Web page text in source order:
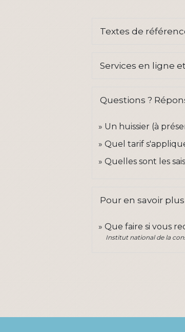
Textes de
Services en ligne
Questions ?
Un huissier (à
Quel tarif
Quelles sont les
Pour en savoir plus
Que faire si vous
Institut national de la